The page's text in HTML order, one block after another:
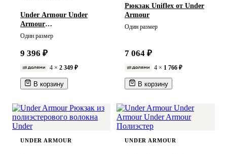
Under Armour Under
Armour
Водонепроницаемый
Один размер
9 396 ₽
4 × 2 349 ₽
В корзину
Рюкзак Uniflex от Under
Armour
Один размер
7 064 ₽
4 × 1 766 ₽
В корзину
UNDER ARMOUR UNDER ARMOUR